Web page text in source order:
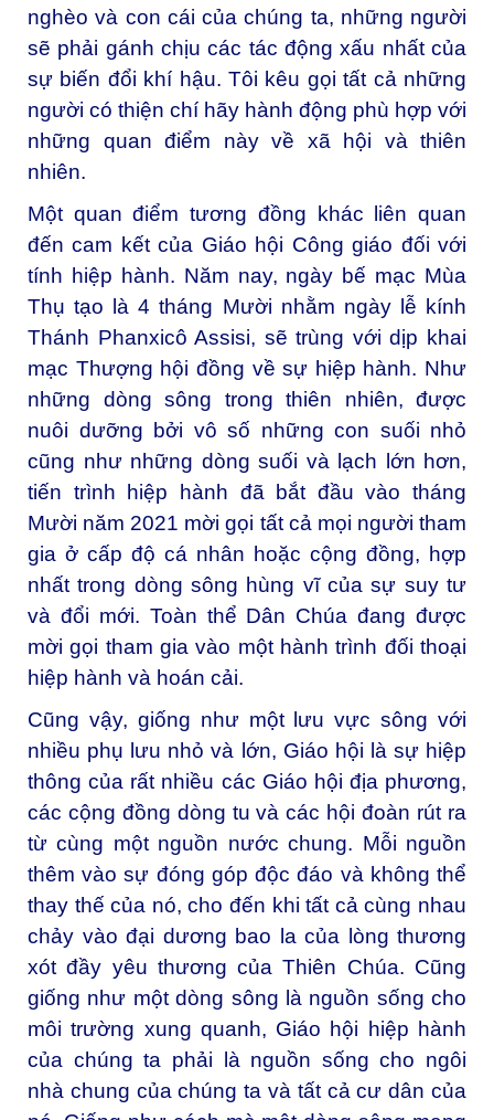
nghèo và con cái của chúng ta, những người
sẽ phải gánh chịu các tác động xấu nhất của
sự biến đổi khí hậu. Tôi kêu gọi tất cả những
người có thiện chí hãy hành động phù hợp với
những quan điểm này về xã hội và thiên
nhiên.
Một quan điểm tương đồng khác liên quan
đến cam kết của Giáo hội Công giáo đối với
tính hiệp hành. Năm nay, ngày bế mạc Mùa
Thụ tạo là 4 tháng Mười nhằm ngày lễ kính
Thánh Phanxicô Assisi, sẽ trùng với dịp khai
mạc Thượng hội đồng về sự hiệp hành. Như
những dòng sông trong thiên nhiên, được
nuôi dưỡng bởi vô số những con suối nhỏ
cũng như những dòng suối và lạch lớn hơn,
tiến trình hiệp hành đã bắt đầu vào tháng
Mười năm 2021 mời gọi tất cả mọi người tham
gia ở cấp độ cá nhân hoặc cộng đồng, hợp
nhất trong dòng sông hùng vĩ của sự suy tư
và đổi mới. Toàn thể Dân Chúa đang được
mời gọi tham gia vào một hành trình đối thoại
hiệp hành và hoán cải.
Cũng vậy, giống như một lưu vực sông với
nhiều phụ lưu nhỏ và lớn, Giáo hội là sự hiệp
thông của rất nhiều các Giáo hội địa phương,
các cộng đồng dòng tu và các hội đoàn rút ra
từ cùng một nguồn nước chung. Mỗi nguồn
thêm vào sự đóng góp độc đáo và không thể
thay thế của nó, cho đến khi tất cả cùng nhau
chảy vào đại dương bao la của lòng thương
xót đầy yêu thương của Thiên Chúa. Cũng
giống như một dòng sông là nguồn sống cho
môi trường xung quanh, Giáo hội hiệp hành
của chúng ta phải là nguồn sống cho ngôi
nhà chung của chúng ta và tất cả cư dân của